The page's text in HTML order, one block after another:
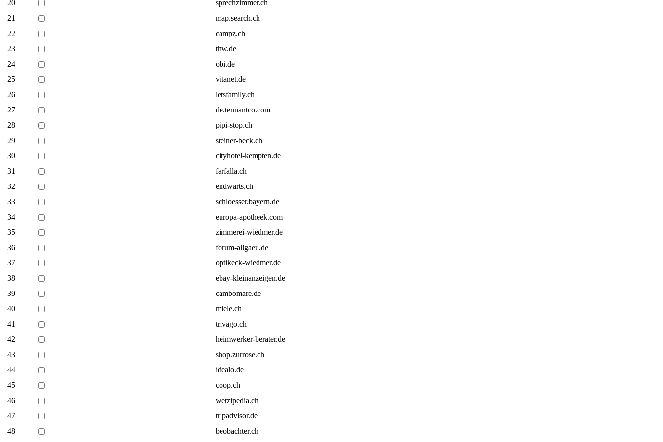
20
sprechzimmer.ch
21
map.search.ch
22
campz.ch
23
thw.de
24
obi.de
25
vitanet.de
26
letsfamily.ch
27
de.tennantco.com
28
pipi-stop.ch
29
steiner-beck.ch
30
cityhotel-kempten.de
31
farfalla.ch
32
endwarts.ch
33
schloesser.bayern.de
34
europa-apotheek.com
35
zimmerei-wiedmer.de
36
forum-allgaeu.de
37
optikeck-wiedmer.de
38
ebay-kleinanzeigen.de
39
cambomare.de
40
miele.ch
41
trivago.ch
42
heimwerker-berater.de
43
shop.zurrose.ch
44
idealo.de
45
coop.ch
46
wetzipedia.ch
47
tripadvisor.de
48
beobachter.ch